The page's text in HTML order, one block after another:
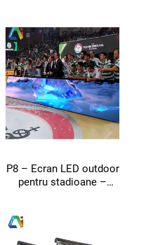
comerciale
P8 – Ecran LED outdoor
pentru stadioane –